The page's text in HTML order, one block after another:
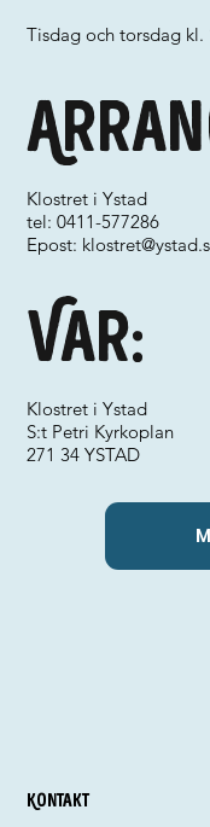
Var:
Klostret i Ystad
tel: 0411-577286
Epost:
Klostret i Ystad
S:t Petri Kyrkoplan
271 34 YSTAD
Tisdag och torsdag kl.
Kontakt